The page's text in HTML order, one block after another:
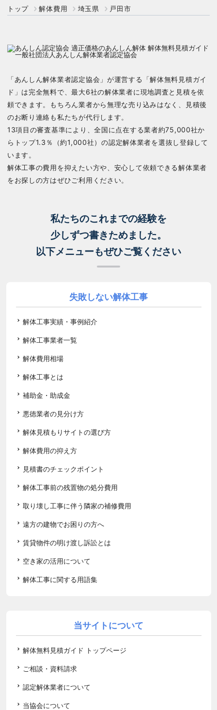
トップ 解体費用 埼玉県 戸田市
「あんしん解体業者認定協会」が運営する「解体無料見積ガイ
ド」は完全無料で、最大6社の解体業者に現地調査と見積を依
頼できます。もちろん業者から無理な売り込みはなく、見積後
のお断り連絡も私たちが代行します。
13項目の審査基準により、全国に点在する業者約75,000社か
らトップ1.3％（約1,000社）の認定解体業者を選抜し登録して
います。
解体工事の費用を抑えたい方や、安心して依頼できる解体業者
をお探しの方はぜひご利用ください。
私たちのこれまでの経験を
少しずつ書きためました。
以下メニューもぜひご覧ください
失敗しない解体工事
解体工事実績・事例紹介
解体工事業者一覧
解体費用相場
解体工事とは
補助金・助成金
悪徳業者の見分け方
解体見積もりサイトの選び方
解体費用の抑え方
見積書のチェックポイント
解体工事前の残置物の処分費用
取り壊し工事に伴う隣家の補修費用
遠方の建物でお困りの方へ
賃貸物件の明け渡し訴訟とは
空き家の活用について
解体工事に関する用語集
当サイトについて
解体無料見積ガイド トップページ
ご相談・資料請求
認定解体業者について
当協会について